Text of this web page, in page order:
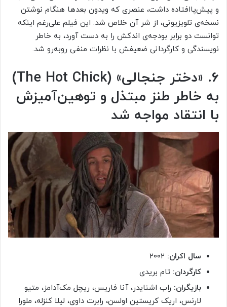
و پیش‌پاافتاده داشت، عنصری که ویدون بعدها هنگام نوشتن
نسخه‌ی تلویزیونی، از شر آن خلاص شد. این فیلم علی‌رغم اینکه
توانست دو برابر بودجه‌ی اندکش را به‌ دست آورد، به‌ خاطر
نویسندگی و کارگردانی ضعیفش با نظرات منفی روبه‌رو شد.
۶. «دختر جنجالی» ( The Hot Chick
)
به‌ خاطر طنز مبتذل و توهین‌آمیزش
با انتقاد مواجه شد
سال اکران: ۲۰۰۲
کارگردان: تام بریدی
بازیگران: راب اشنایدر، آنا فاریس، ریچل مک‌آدامز، متیو
لارنس، اریک کریستین اولسن، رابرت داوی، لیلا کنزله، ملورا